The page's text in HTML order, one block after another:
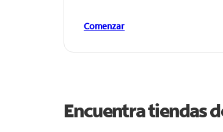
Comenzar
Encuentra tiendas